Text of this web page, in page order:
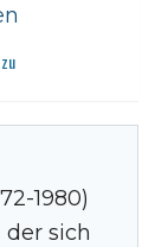
1980)
der sich